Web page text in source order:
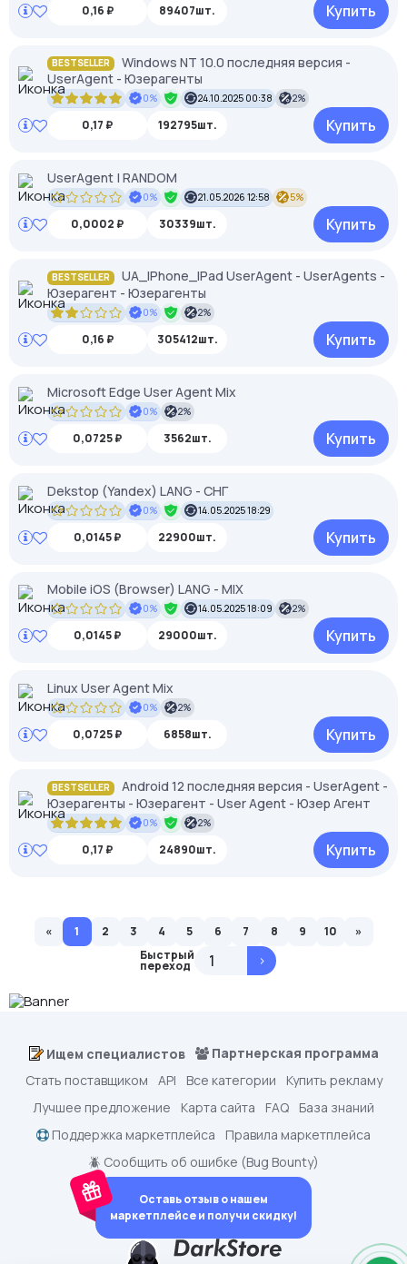
0,16 ₽ 89407шт. Купить
BESTSELLER
Windows NT 10.0 последняя версия -
UserAgent - Юзерагенты
0% 24.10.2025 00:38 2%
0,17 ₽ 192795шт. Купить
UserAgent | RANDOM
0% 21.05.2026 12:58 5%
0,0002 ₽ 30339шт. Купить
BESTSELLER
UA_IPhone_IPad UserAgent - UserAgents -
Юзерагент - Юзерагенты
0% 2%
0,16 ₽ 305412шт. Купить
Microsoft Edge User Agent Mix
0% 2%
0,0725 ₽ 3562шт. Купить
Dekstop (Yandex) LANG - СНГ
0% 14.05.2025 18:29
0,0145 ₽ 22900шт. Купить
Mobile iOS (Browser) LANG - MIX
0% 14.05.2025 18:09 2%
0,0145 ₽ 29000шт. Купить
Linux User Agent Mix
0% 2%
0,0725 ₽ 6858шт. Купить
BESTSELLER
Android 12 последняя версия - UserAgent -
Юзерагенты - Юзерагент - User Agent - Юзер Агент
0% 2%
0,17 ₽ 24890шт. Купить
« 1 2 3 4 5 6 7 8 9 10
»
Быстрый
переход >
Ищем специалистов
Партнерская программа
Стать поставщиком
API Все категории
Купить рекламу
Лучшее предложение
Карта сайта FAQ
База знаний
Поддержка маркетплейса
Правила маркетплейса
🪲 Сообщить об ошибке (Bug Bounty)
Оставь отзыв о нашем
маркетплейсе и получи скидку!